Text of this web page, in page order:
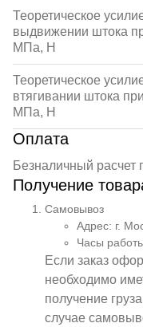
Теоретическое
выдвижении штока
МПа, Н
Теоретическое
втягивании штока
МПа, Н
Оплата
Безналичный расчет
Получение
Самовывоз
Адрес: г.
Часы
Если заказ
необходимо
получение
случае